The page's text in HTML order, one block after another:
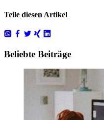
Teile diesen Artikel
Beliebte Beiträge